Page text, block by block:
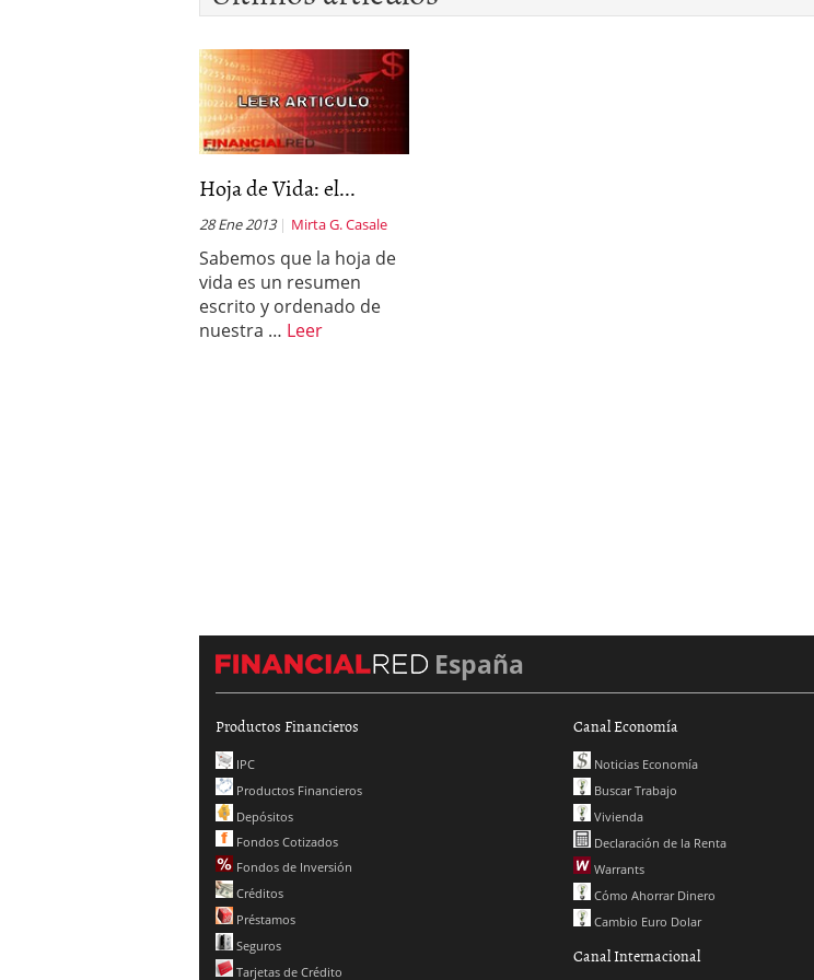
Hoja de Vida: el...
28 Ene 2013 Mirta G. Casale
Sabemos que la hoja de
vida es un resumen
escrito y ordenado de
nuestra … Leer
España
Productos Financieros
IPC
Productos Financieros
Depósitos
Fondos Cotizados
Fondos de Inversión
Créditos
Préstamos
Seguros
Tarjetas de Crédito
Canal Economía
Noticias Economía
Buscar Trabajo
Vivienda
Declaración de la Renta
Warrants
Cómo Ahorrar Dinero
Cambio Euro Dolar
Canal Internacional